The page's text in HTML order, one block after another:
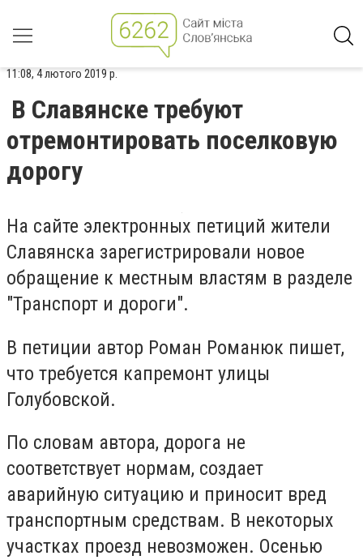
11:08, 4 лютого 2019 р.
В Славянске требуют
отремонтировать поселковую
дорогу
На сайте электронных петиций жители
Славянска зарегистрировали новое
обращение к местным властям в разделе
"Транспорт и дороги".
В петиции автор Роман Романюк пишет,
что требуется капремонт улицы
Голубовской.
По словам автора, дорога не
соответствует нормам, создает
аварийную ситуацию и приносит вред
транспортным средствам. В некоторых
участках проезд невозможен. Осенью